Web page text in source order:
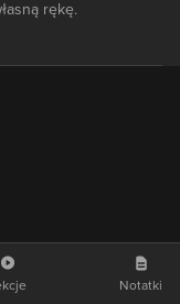
rękę.
Notatki